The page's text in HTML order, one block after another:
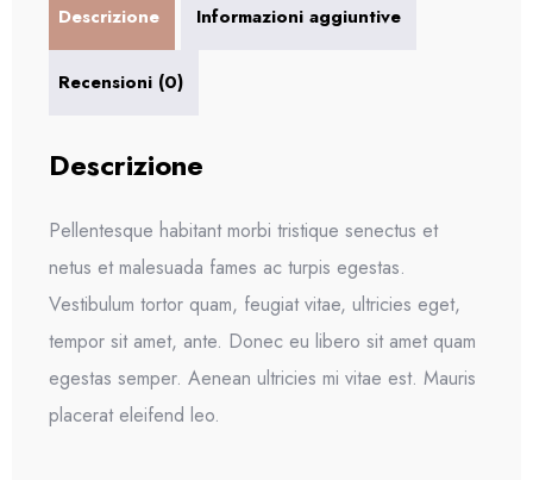
Descrizione Informazioni aggiuntive
Recensioni (0)
Descrizione
Pellentesque habitant morbi tristique senectus et
netus et malesuada fames ac turpis egestas.
Vestibulum tortor quam, feugiat vitae, ultricies eget,
tempor sit amet, ante. Donec eu libero sit amet quam
egestas semper. Aenean ultricies mi vitae est. Mauris
placerat eleifend leo.